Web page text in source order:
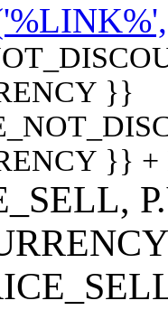
}}
}}